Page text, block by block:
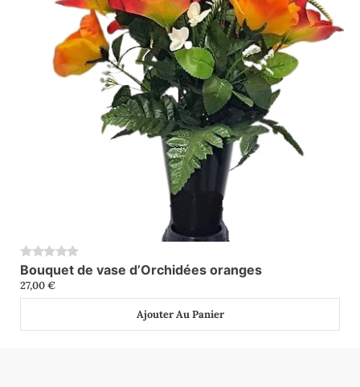
0
Bouquet de vase d’Orchidées oranges
27,00€
Ajouter Au Panier